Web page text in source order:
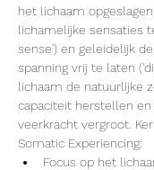
het lichaam
lichamelijke sensaties
sense') en geleidelijk
spanning vrij te laten
lichaam de natuurlijke
capaciteit herstellen
veerkracht vergroot.
Somatic Experiencing:
Focus op het